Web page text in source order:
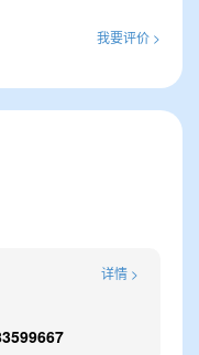
我要评价 >
详情 >